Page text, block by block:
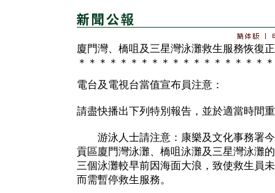
廈門灣、橋咀及三星灣泳灘救生服務恢復
＊＊＊＊＊＊＊＊＊＊＊＊＊＊＊＊＊＊
電台及電視台當值宣布員注意：
請盡快播出下列特別報告，並於適當時間
游泳人士請注意：康樂及文化事務署今
貢區廈門灣泳灘、橋咀泳灘及三星灣泳灘
三個泳灘較早前因海面大浪，致使救生員
而需暫停救生服務。